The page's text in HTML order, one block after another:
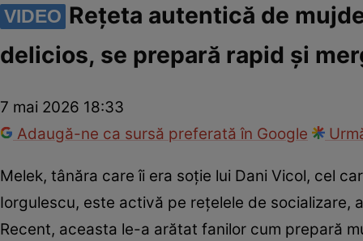
VIDEO Rețeta autentică de
delicios, se prepară rapid și
7 mai 2026 18:33
Adaugă-ne ca sursă preferată în Google
Melek, tânăra care îi era soție lui Dani Vicol, cel
Iorgulescu, este activă pe rețelele de
Recent, aceasta le-a arătat fanilor cum prepară